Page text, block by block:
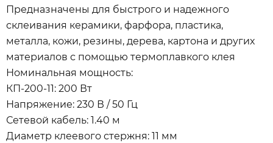
Предназначены для быстрого и надежного
склеивания керамики, фарфора, пластика,
металла, кожи, резины, дерева, картона и других
материалов с помощью термоплавкого клея
Номинальная мощность:
КП-200-11: 200 Вт
Напряжение: 230 В / 50 Гц
Сетевой кабель: 1.40 м
Диаметр клеевого стержня: 11 мм